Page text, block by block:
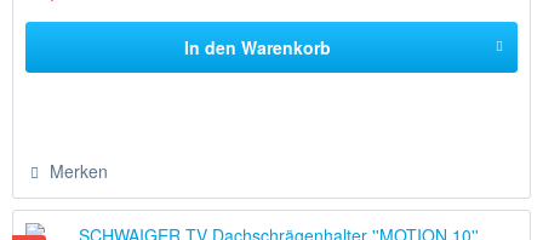
In den Warenkorb
Merken